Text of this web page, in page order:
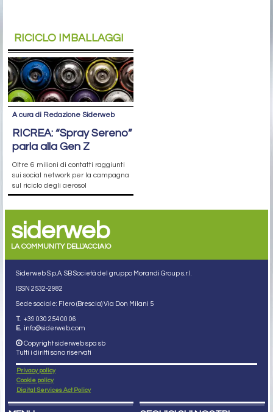
RICICLO IMBALLAGGI
A cura di Redazione Siderweb
RICREA: “Spray Sereno”
parla alla Gen Z
Oltre 6 milioni di contatti raggiunti
sui social network per la campagna
sul riciclo degli aerosol
siderweb
LA COMMUNITY DELL'ACCIAIO
Siderweb S.p.A. SB Società del gruppo Morandi Group s.r.l.
ISSN 2532-2982
Sede sociale: Flero (Brescia) Via Don Milani 5
T. +39 030 254 00 06
E. info@siderweb.com
Copyright siderweb spa sb
Tutti i diritti sono riservati
Privacy policy
Cookie policy
Digital Services Act Policy